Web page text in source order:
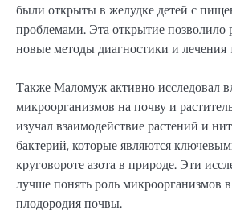
были открыты в желудке детей с
проблемами. Эта открытие позволило
новые методы диагностики и лечения
Также Маломуж активно исследовал
микроорганизмов на почву и
изучал взаимодействие растений и
бактерий, которые являются
круговороте азота в природе. Эти
лучше понять роль микроорганизмов
плодородия почвы.